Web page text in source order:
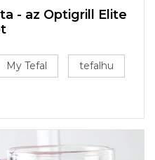
- az Optigrill Elite
My Tefal tefalhu